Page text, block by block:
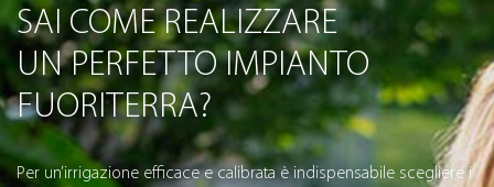
SAI COME REALIZZARE
UN PERFETTO IMPIANTO
FUORITERRA?
Per un’irrigazione efficace e calibrata è indispensabile scegliere i